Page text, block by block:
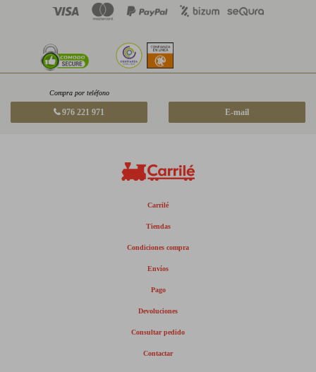
Compra por teléfono
976 221 971 E-mail
Carrilé
Tiendas
Condiciones compra
Envíos
Pago
Devoluciones
Consultar pedido
Contactar